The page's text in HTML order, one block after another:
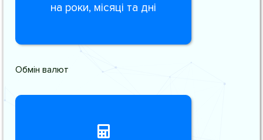
на роки, місяці та дні
Обмін валют